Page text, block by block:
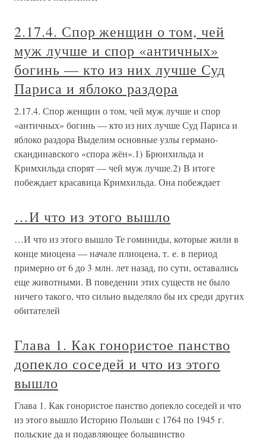
2.17.4. Спор женщин о том, чей
муж лучше и спор «античных»
богинь — кто из них лучше Суд
Париса и яблоко раздора
2.17.4. Спор женщин о том, чей муж лучше и спор
«античных» богинь — кто из них лучше Суд Париса и
яблоко раздора Выделим основные узлы германо-
скандинавского «спора жён».1) Брюнхильда и
Кримхильда спорят — чей муж лучше.2) В итоге
побеждает красавица Кримхильда. Она побеждает
…И что из этого вышло
…И что из этого вышло Те гоминиды, которые жили в
конце миоцена — начале плиоцена, т. е. в период
примерно от 6 до 3 млн. лет назад, по сути, оставались
еще животными. В поведении этих существ не было
ничего такого, что сильно выделяло бы их среди других
обитателей
Глава 1. Как гонористое панство
допекло соседей и что из этого
вышло
Глава 1. Как гонористое панство допекло соседей и что
из этого вышло Историю Польши с 1764 по 1945 г.
польские да и подавляющее большинство